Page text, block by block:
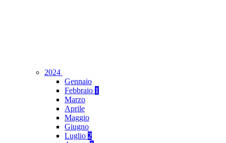
2024
Gennaio
Febbraio 1
Marzo
Aprile
Maggio
Giugno
Luglio 2